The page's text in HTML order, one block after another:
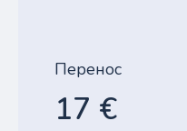
Перенос
17 €